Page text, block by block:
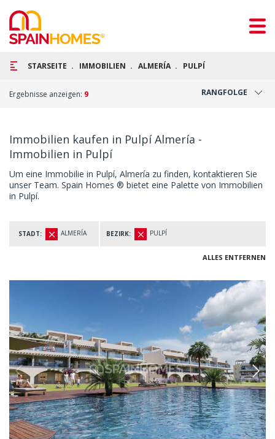
STARSEITE IMMOBILIEN ALMERÍA PULPÍ
RANGFOLGE
Ergebnisse anzeigen: 9
Immobilien kaufen in Pulpí Almería -
Immobilien in Pulpí
Um eine Immobilie in Pulpí, Almería zu finden, kontaktieren Sie
unser Team. Spain Homes ® bietet eine Palette von Immobilien
in Pulpí.
STADT: ALMERÍA BEZIRK: PULPÍ
ALLES ENTFERNEN